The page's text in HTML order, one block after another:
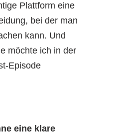
Plattform eine
bei der man
kann. Und
möchte ich in der
Episode
eine klare